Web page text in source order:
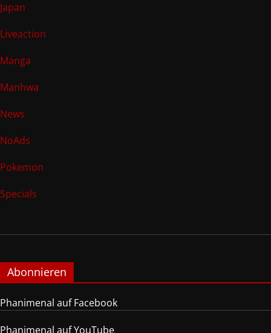
Japan
Liveaction
Manga
Manhwa
News
NoAds
Pokemon
Specials
Abonnieren
Phanimenal auf Facebook
Phanimenal auf YouTube